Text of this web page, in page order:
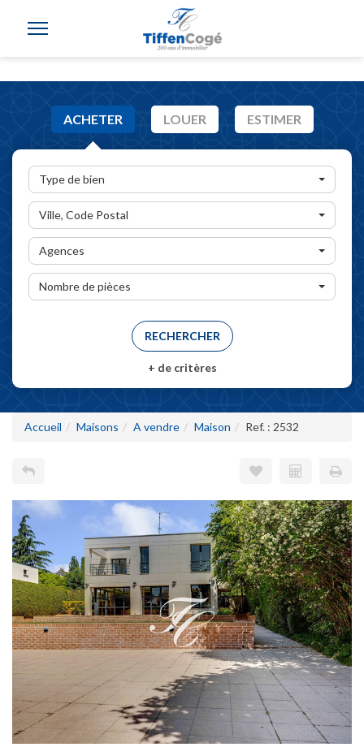
ACHETER LOUER ESTIMER
Type de bien
Ville, Code Postal
Agences
Nombre de pièces
+ de critères
Accueil Maisons A vendre Maison Ref. : 2532